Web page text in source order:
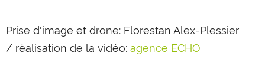
Prise d'image et drone: Florestan Alex-Plessier
/ réalisation de la vidéo: agence ECHO